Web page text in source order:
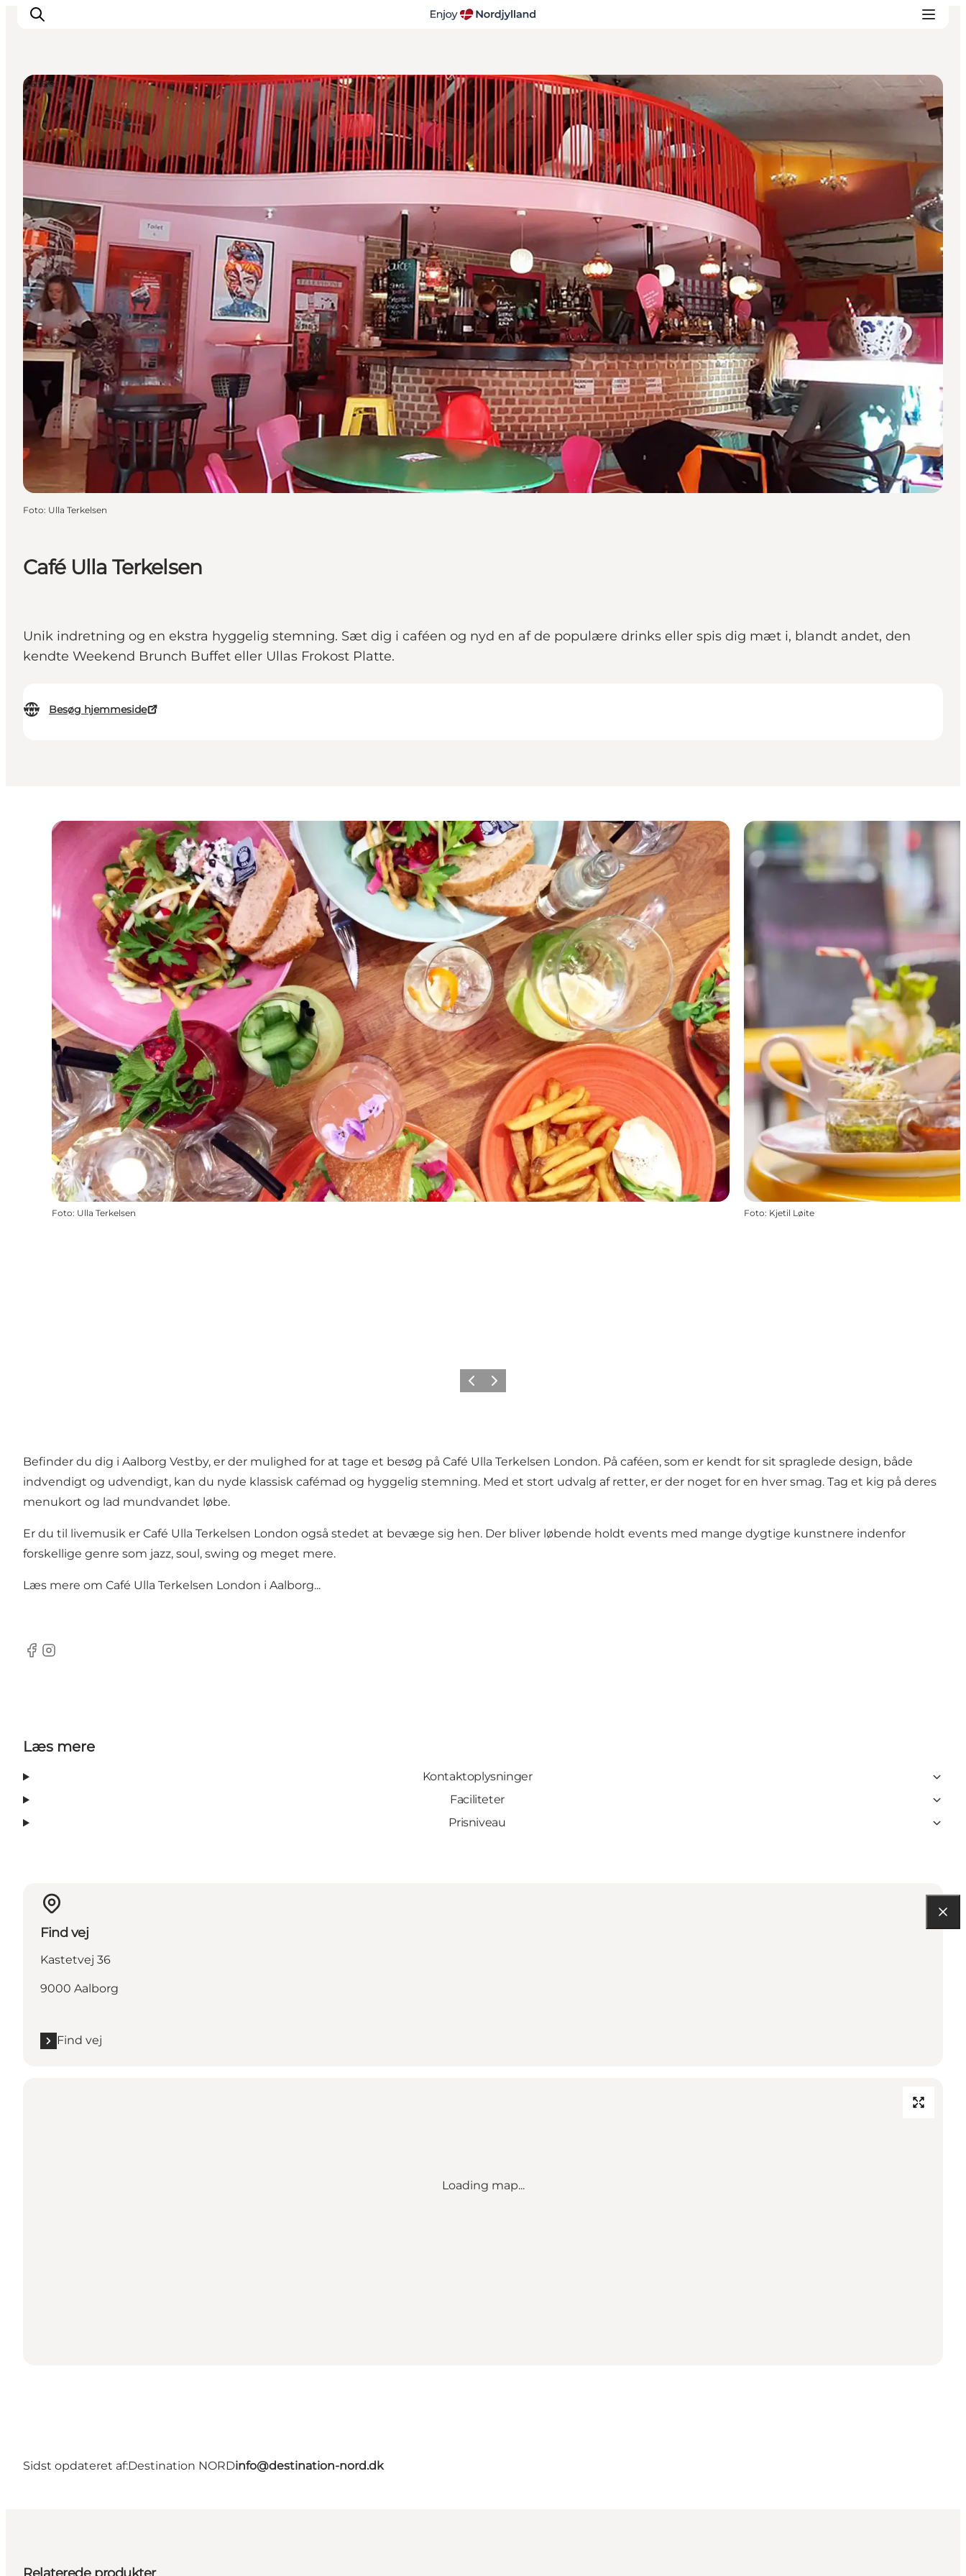
Oplevelser og aktiviteter
Planlæg din tur
Byer og steder
Det sker
For børn
Café Ulla Terkelsen
Unik indretning og en ekstra hyggelig stemning. Sæt dig i caféen og nyd en af de populære drinks eller spis dig mæt i, blandt andet, den
kendte Weekend Brunch Buffet eller Ullas Frokost Platte.
Besøg hjemmeside
Cafeer
Foto: Ulla Terkelsen
Foto: Ulla Terkelsen Foto: Kjetil Løite
ForrigeNæste
Befinder du dig i Aalborg Vestby, er der mulighed for at tage et besøg på Café Ulla Terkelsen London. På caféen, som er kendt for sit spraglede design, både
indvendigt og udvendigt, kan du nyde klassisk cafémad og hyggelig stemning. Med et stort udvalg af retter, er der noget for en hver smag. Tag et kig på deres
menukort og lad mundvandet løbe.
Er du til livemusik er Café Ulla Terkelsen London også stedet at bevæge sig hen. Der bliver løbende holdt events med mange dygtige kunstnere indenfor
forskellige genre som jazz, soul, swing og meget mere.
Læs mere om Café Ulla Terkelsen London i Aalborg...
Facebook
Instagram
Læs mere
Kontaktoplysninger
Faciliteter
Prisniveau
Find vej
Kastetvej 36
9000 Aalborg
Find vej
Loading map...
Sidst opdateret af:Destination NORDinfo@destination-nord.dk